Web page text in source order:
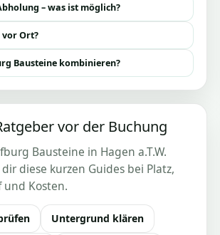
– was ist möglich?
vor Ort?
Bausteine kombinieren?
vor der Buchung
Bausteine in Hagen a.T.W.
diese kurzen Guides bei Platz,
und Kosten.
Untergrund klären